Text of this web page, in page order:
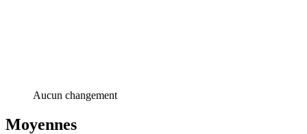
Aucun changement
Moyennes